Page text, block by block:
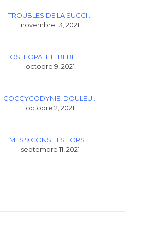
TROUBLES DE LA SUCCI…
novembre 13, 2021
OSTEOPATHIE BEBE ET …
octobre 9, 2021
COCCYGODYNIE, DOULEU…
octobre 2, 2021
MES 9 CONSEILS LORS …
septembre 11, 2021